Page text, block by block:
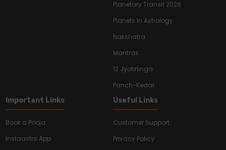
Planetary Transit 2026
Planets In Astrology
Nakshatra
Mantras
12 Jyotirlinga
Panch-Kedar
Important Links
Book a Pooja
Instaastro App
Useful Links
Customer Support
Privacy Policy